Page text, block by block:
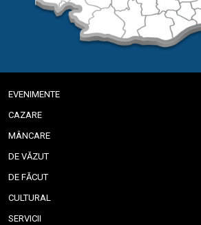
EVENIMENTE
CAZARE
MÂNCARE
DE VĂZUT
DE FĂCUT
CULTURAL
SERVICII